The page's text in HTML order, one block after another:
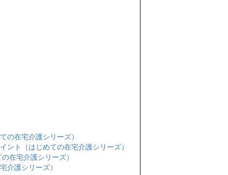
の在宅介護シリーズ）
ント（はじめての在宅介護シリーズ）
在宅介護シリーズ）
介護シリーズ）